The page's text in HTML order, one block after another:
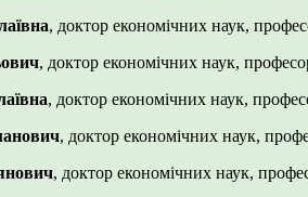
, доктор економічних наук,
, доктор економічних наук,
, доктор економічних наук,
, доктор економічних наук,
, доктор економічних наук,